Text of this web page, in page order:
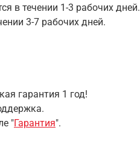
в течении 1-3 рабочих дней.
3-7 рабочих дней.
гарантия 1 год!
"Гарантия".